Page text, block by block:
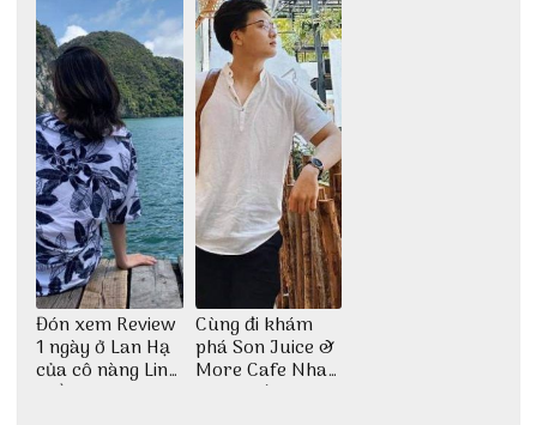
Đón xem Review
1 ngày ở Lan Hạ
của cô nàng Linh
Trần
Cùng đi khám
phá Son Juice &
More Cafe Nha
Trang với anh